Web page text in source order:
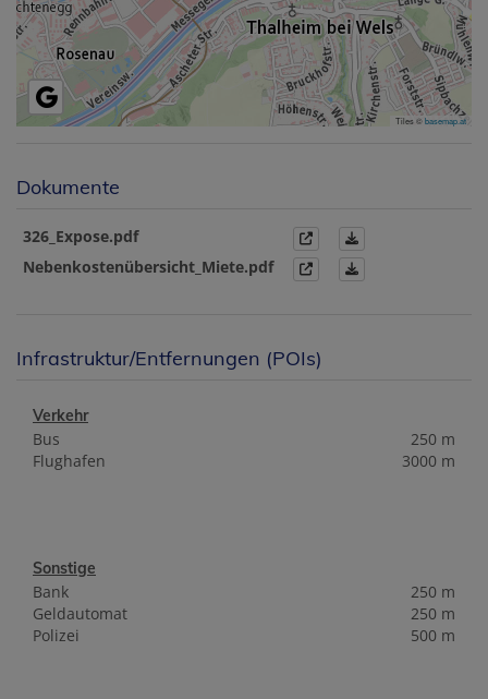
Tiles ©basemap.at
Dokumente
326_Expose.pdf
Nebenkostenübersicht_Miete.pdf
Infrastruktur/Entfernungen (POIs)
Verkehr
Bus
250 m
Flughafen
3000 m
Sonstige
Bank
250 m
Geldautomat
250 m
Polizei
500 m